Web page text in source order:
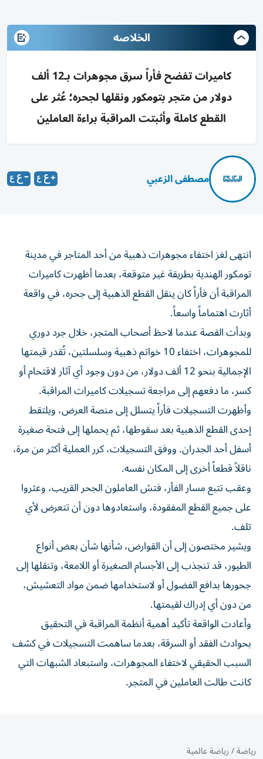
الخلاصه
كاميرات تفضح فأراً سرق مجوهرات بـ12 ألف
دولار من متجر بتومكور ونقلها لجحره؛ عُثر على
القطع كاملة وأثبتت المراقبة براءة العاملين
مصطفى الزعبي
انتهى لغز اختفاء مجوهرات ذهبية من أحد المتاجر في مدينة
تومكور الهندية بطريقة غير متوقعة، بعدما أظهرت كاميرات
المراقبة أن فأراً كان ينقل القطع الذهبية إلى جحره، في واقعة
أثارت اهتماماً واسعاً.
وبدأت القصة عندما لاحظ أصحاب المتجر، خلال جرد دوري
للمجوهرات، اختفاء 10 خواتم ذهبية وسلسلتين، تُقدر قيمتها
الإجمالية بنحو 12 ألف دولار، من دون وجود أي آثار لاقتحام أو
كسر، ما دفعهم إلى مراجعة تسجيلات كاميرات المراقبة.
وأظهرت التسجيلات فأراً يتسلل إلى منصة العرض، ويلتقط
إحدى القطع الذهبية بعد سقوطها، ثم يحملها إلى فتحة صغيرة
أسفل أحد الجدران. ووفق التسجيلات، كرر العملية أكثر من مرة،
ناقلاً قطعاً أخرى إلى المكان نفسه.
وعقب تتبع مسار الفأر، فتش العاملون الجحر القريب، وعثروا
على جميع القطع المفقودة، واستعادوها دون أن تتعرض لأي
تلف.
ويشير مختصون إلى أن القوارض، شأنها شأن بعض أنواع
الطيور، قد تنجذب إلى الأجسام الصغيرة أو اللامعة، وتنقلها إلى
جحورها بدافع الفضول أو لاستخدامها ضمن مواد التعشيش،
من دون أي إدراك لقيمتها.
وأعادت الواقعة تأكيد أهمية أنظمة المراقبة في التحقيق
بحوادث الفقد أو السرقة، بعدما ساهمت التسجيلات في كشف
السبب الحقيقي لاختفاء المجوهرات، واستبعاد الشبهات التي
كانت طالت العاملين في المتجر.
رياضة/رياضة عالمية